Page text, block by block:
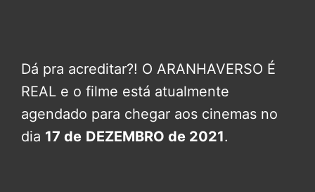
Dá pra acreditar?! O ARANHAVERSO É
REAL e o filme está atualmente
agendado para chegar aos cinemas no
dia 17 de DEZEMBRO de 2021.